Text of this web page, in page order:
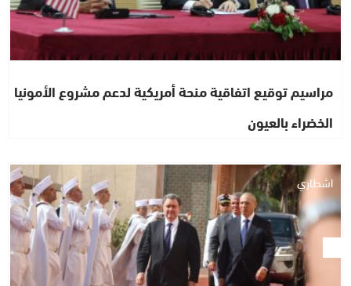
مراسيم توقيع اتفاقية منحة أمريكية لدعم مشروع الأمونيا
الخضراء بالعيون
اشطاري